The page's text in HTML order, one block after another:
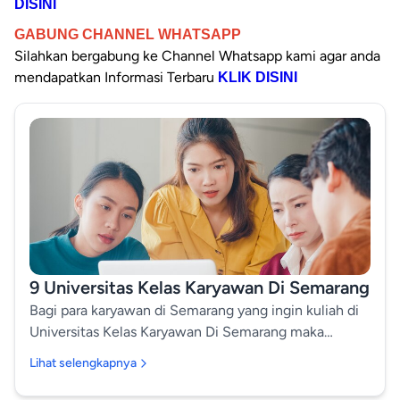
DISINI
GABUNG CHANNEL WHATSAPP
Silahkan bergabung ke Channel Whatsapp kami agar anda
mendapatkan Informasi Terbaru KLIK DISINI
9 Universitas Kelas Karyawan Di Semarang
Bagi para karyawan di Semarang yang ingin kuliah di
Universitas Kelas Karyawan Di Semarang maka
Kelas Karyawan Di Semarang. Semarang menjadi
salah satu kota pendidikan favorit di Jawa Tengah.
Lihat selengkapnya